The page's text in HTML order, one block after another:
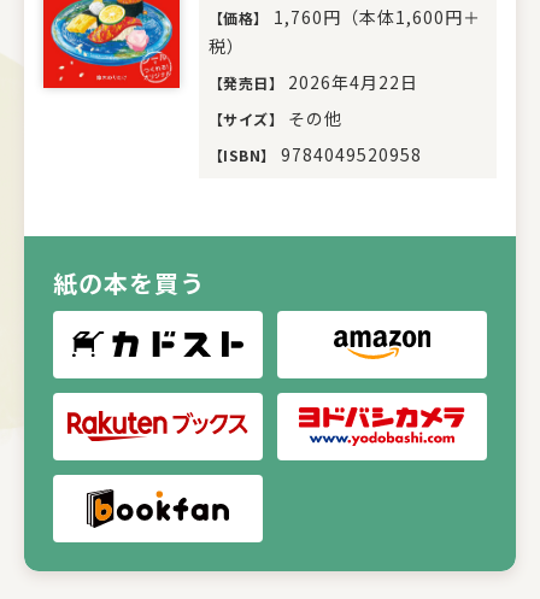
【価格】
1,760円（本体1,600円＋
税）
【発売日】 2026年4月22日
【サイズ】 その他
【ISBN】 9784049520958
紙の本を買う